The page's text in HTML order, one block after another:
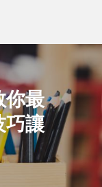
你最
巧讓